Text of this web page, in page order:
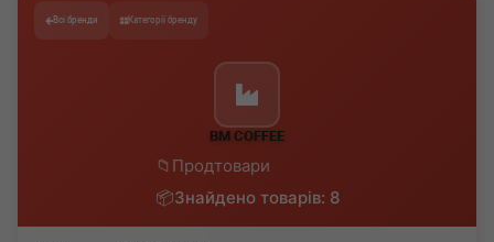
Всі бренди Категорії бренду
BM COFFEE
Продтовари
Знайдено товарів: 8